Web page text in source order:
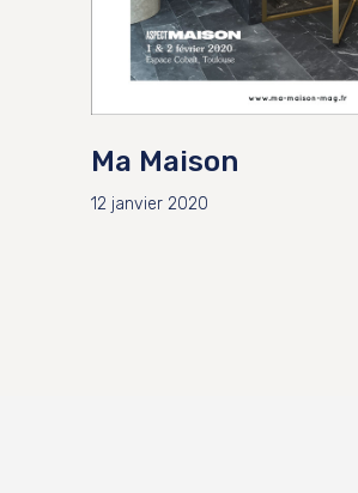
Ma Maison
12 janvier 2020